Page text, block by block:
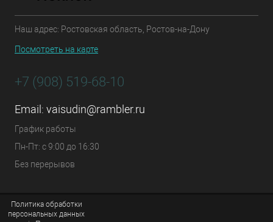
Наш адрес: Ростовская область, Ростов-на-Дону
Посмотреть на карте
+7 (908) 519-68-10
Email: vaisudin@rambler.ru
График работы
Пн-Пт: с 9:00 до 16:30
Без перерывов
Политика обработки
персональных данных